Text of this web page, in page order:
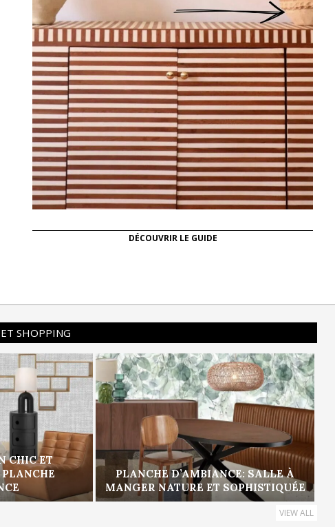
DÉCOUVRIR LE GUIDE
SHOPPING
CHIC ET
PLANCHE
PLANCHE D’AMBIANCE: SALLE À
MANGER NATURE ET SOPHISTIQUÉE
VIEW ALL